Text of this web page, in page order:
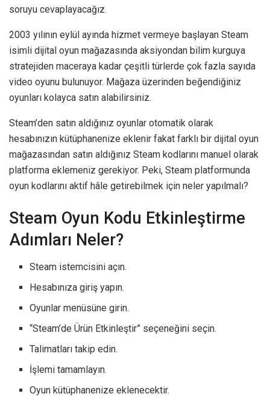
soruyu cevaplayacağız.
2003 yılının eylül ayında hizmet vermeye başlayan Steam
isimli dijital oyun mağazasında aksiyondan bilim kurguya
stratejiden maceraya kadar çeşitli türlerde çok fazla sayıda
video oyunu bulunuyor. Mağaza üzerinden beğendiğiniz
oyunları kolayca satın alabilirsiniz.
Steam’den satın aldığınız oyunlar otomatik olarak
hesabınızın kütüphanenize eklenir fakat farklı bir dijital oyun
mağazasından satın aldığınız Steam kodlarını manuel olarak
platforma eklemeniz gerekiyor. Peki, Steam platformunda
oyun kodlarını aktif hâle getirebilmek için neler yapılmalı?
Steam Oyun Kodu Etkinleştirme
Adımları Neler?
Steam istemcisini açın.
Hesabınıza giriş yapın.
Oyunlar menüsüne girin.
“Steam’de Ürün Etkinleştir” seçeneğini seçin.
Talimatları takip edin.
İşlemi tamamlayın.
Oyun kütüphanenize eklenecektir.